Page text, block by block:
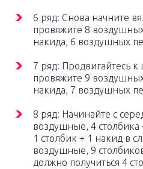
6 ряд: Снова начните
провяжите 8
накида, 6 воздушных
7 ряд: Продвигайтесь к
провяжите 9
накида, 7 воздушных
8 ряд: Начинайте с
воздушные, 4
1 столбик + 1 накид в
воздушные, 9
должно получиться 4